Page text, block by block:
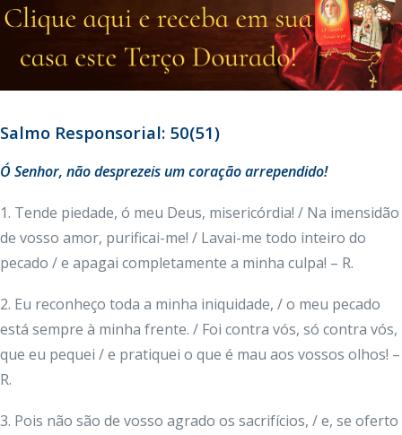
Salmo Responsorial: 50(51)
Ó Senhor, não desprezeis um coração arrependido!
1. Tende piedade, ó meu Deus, misericórdia! / Na imensidão
de vosso amor, purificai-me! / Lavai-me todo inteiro do
pecado / e apagai completamente a minha culpa! – R.
2. Eu reconheço toda a minha iniquidade, / o meu pecado
está sempre à minha frente. / Foi contra vós, só contra vós,
que eu pequei / e pratiquei o que é mau aos vossos olhos! –
R.
3. Pois não são de vosso agrado os sacrifícios, / e, se oferto